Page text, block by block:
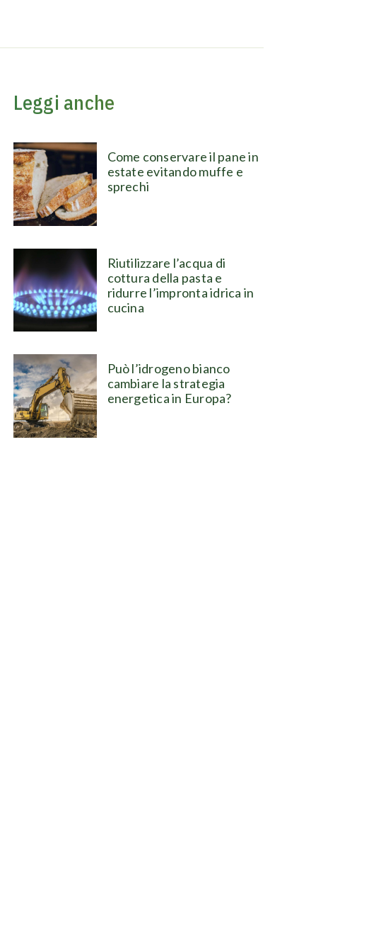
Leggi anche
Come conservare il pane in
estate evitando muffe e
sprechi
Riutilizzare l’acqua di
cottura della pasta e
ridurre l’impronta idrica in
cucina
Può l’idrogeno bianco
cambiare la strategia
energetica in Europa?